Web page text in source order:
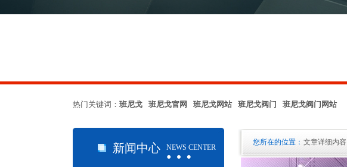
热门关键词： 班尼戈 班尼戈官网 班尼戈网站 班尼戈阀门 班尼戈阀门网站
… 文章详细内容
您所在的位置：
新闻中心 NEWS CENTER